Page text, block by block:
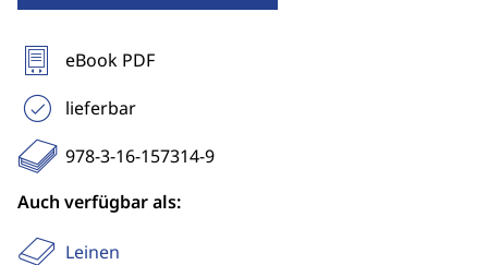
eBook PDF
lieferbar
978-3-16-157314-9
Auch verfügbar als:
Leinen